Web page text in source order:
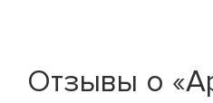
Отзывы о